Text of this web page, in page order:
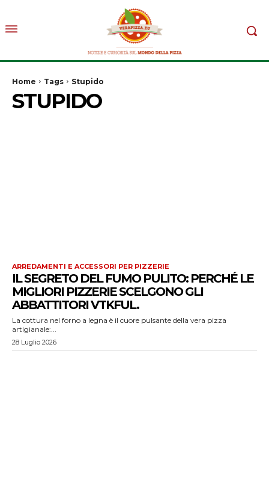
Home Tags Stupido
STUPIDO
ARREDAMENTI E ACCESSORI PER PIZZERIE
IL SEGRETO DEL FUMO PULITO: PERCHÉ LE
MIGLIORI PIZZERIE SCELGONO GLI
ABBATTITORI VTKFUL.
La cottura nel forno a legna è il cuore pulsante della vera pizza
artigianale:...
28 Luglio 2026